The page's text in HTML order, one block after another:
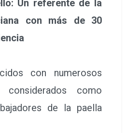
Un referente de la
con más de 30
con numerosos
considerados como
de la paella